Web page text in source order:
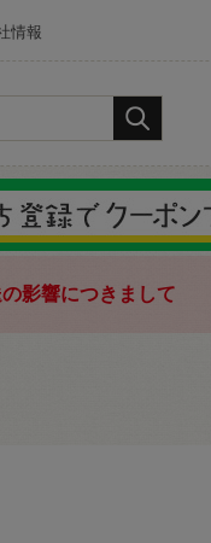
情報
影響につきまして